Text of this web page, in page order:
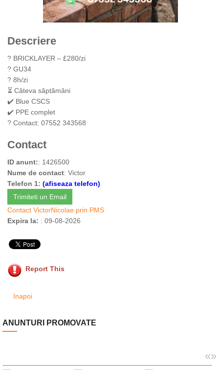
Descriere
? BRICKLAYER – £280/zi
? GU34
? 8h/zi
⏳ Câteva săptămâni
✔️ Blue CSCS
✔️ PPE complet
? Contact: 07552 343568
Contact
ID anunt:: 1426500
Nume de contact: Victor
Telefon 1: (afiseaza telefon)
Trimiteti un Email
Contact VictorNicolae prin PMS
Expira la: : 09-08-2026
Report This
Inapoi
ANUNTURI PROMOVATE
«»